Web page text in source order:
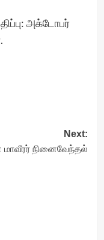
அக்டோபர்
Next:
நினைவேந்தல்